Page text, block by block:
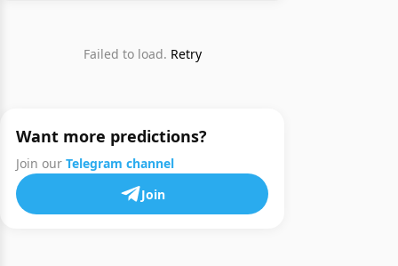
Failed to load. Retry
Want more predictions?
Join our Telegram channel
Join